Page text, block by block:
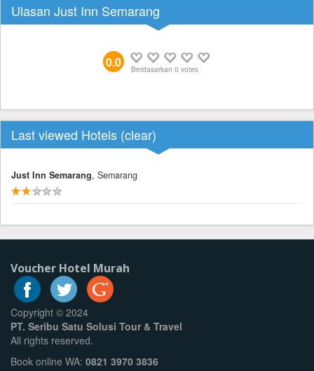
Ulasan Just Inn Semarang
0.0 Berdasarkan 0 votes
Last viewed Hotels (clear)
Just Inn Semarang, Semarang
Voucher Hotel Murah
Copyright © 2024
PT. Seribu Satu Solusi Tour & Travel
All rights reserved.
Book online WA: 0821 3970 3836